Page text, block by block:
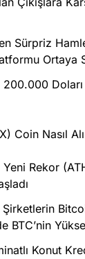
Sürpriz
Ortaya
Coin Nasıl
Yeni Rekor
BTC’nin
Konut